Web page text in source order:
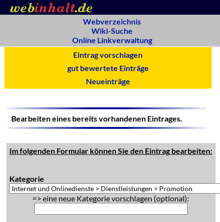
Webverzeichnis
Wiki-Suche
Online Linkverwaltung
Eintrag vorschlagen
gut bewertete Einträge
Neueinträge
Bearbeiten eines bereits vorhandenen Eintrages.
Im folgenden Formular können Sie den Eintrag bearbeiten:
Kategorie
=> eine neue Kategorie vorschlagen (optional):